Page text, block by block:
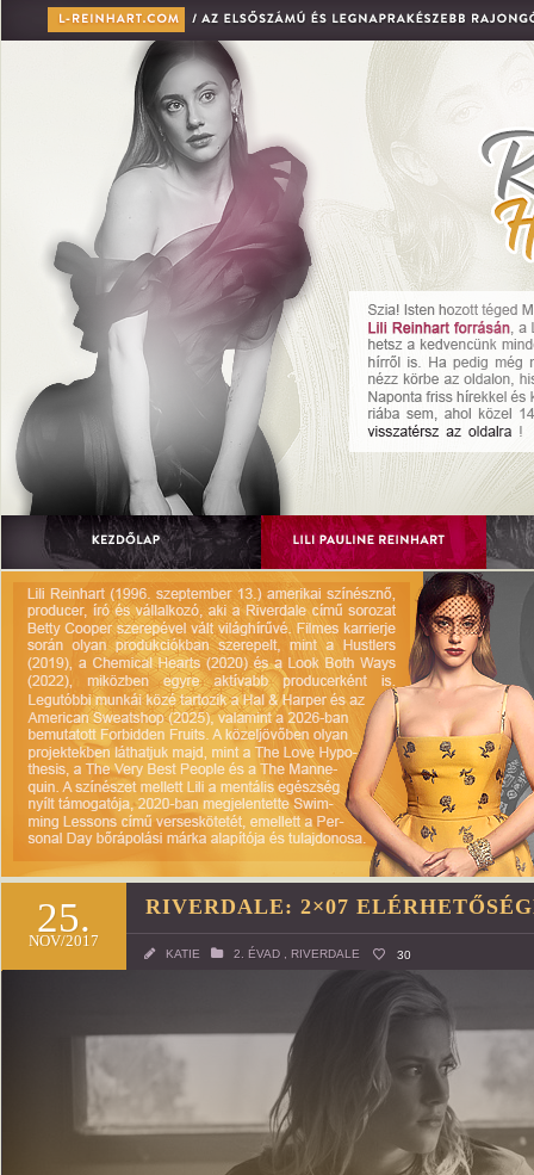
25.
NOV/2017
RIVERDALE: 2×07
KATIE 2. ÉVAD RIVERDALE 30